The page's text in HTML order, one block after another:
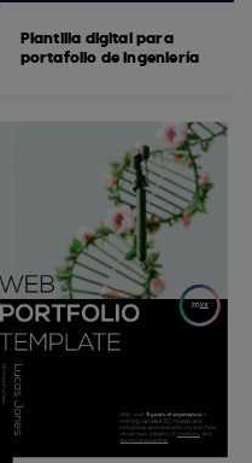
Plantilla digital para
portafolio de ingeniería